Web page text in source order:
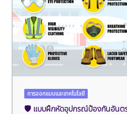
การออกแบบและเทคโนโลยี
🛡️ แบบฝึกหัดอุปกรณ์ป้องกันอันตร